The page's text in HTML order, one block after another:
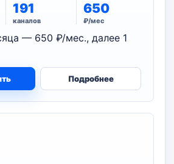
191
каналов
650
₽/мес
— 650 ₽/мес., далее 1
Подробнее